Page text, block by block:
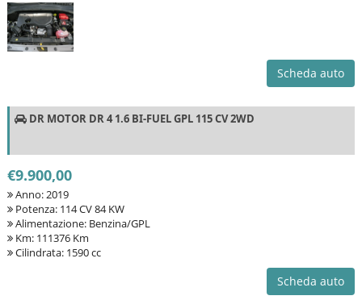
Scheda auto
DR MOTOR DR 4 1.6 BI-FUEL GPL 115 CV 2WD
€9.900,00
Anno: 2019
Potenza: 114 CV 84 KW
Alimentazione: Benzina/GPL
Km: 111376 Km
Cilindrata: 1590 cc
Scheda auto